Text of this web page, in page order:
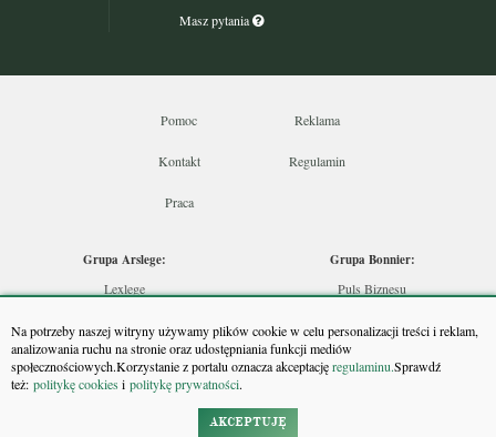
Na potrzeby naszej witryny używamy plików cookie w celu personalizacji treści i reklam,
analizowania ruchu na stronie oraz udostępniania funkcji mediów
społecznościowych.Korzystanie z portalu oznacza akceptacjęregulaminu.Sprawdź
też: politykę cookiesi politykę prywatności.
AKCEPTUJĘ
Masz pytania
Pomoc Reklama
Kontakt Regulamin
Praca
Grupa Arslege:
Lexlege
Skarbowcy
Urzędnik
Rzeczoznawca
Grupa Bonnier:
Puls Biznesu
Puls Medycyny
Monitor Firm